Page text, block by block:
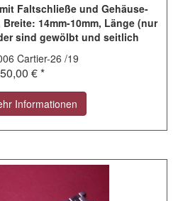
Faltschließe und Gehäuse-
14mm-10mm, Länge (nur
sind gewölbt und seitlich
Cartier-26 /19
€ *
Informationen